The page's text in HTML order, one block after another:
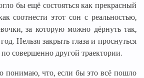
бы ещё состояться как прекрасный
соотнести этот сон с реальностью,
за которую можно дёрнуть так,
Нельзя закрыть глаза и проснуться
совершенно другой траектории.
понимаю, что, если бы это всё пошло